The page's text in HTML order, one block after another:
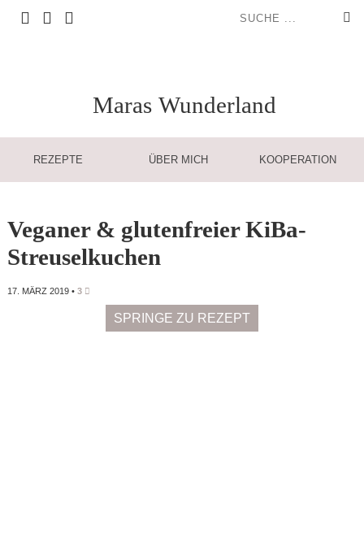
Maras Wunderland
REZEPTE ÜBER MICH KOOPERATION
Veganer & glutenfreier KiBa-
Streuselkuchen
17. MÄRZ 2019• 3
SPRINGE ZU REZEPT